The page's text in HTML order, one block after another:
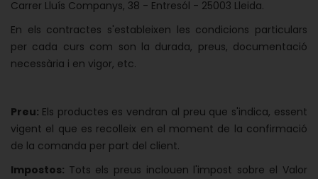
Carrer Lluís Companys, 38 - Entresól - 25003 Lleida.
En els contractes s'estableixen les condicions particulars
per cada curs com son la durada, preus, documentació
necessària i en vigor, etc.
Preu: Els productes es vendran al preu que s'indica, essent
vigent el que es recolleix en el moment de la confirmació
de la comanda per part del client.
Impostos: Tots els preus inclouen l'impost sobre el Valor